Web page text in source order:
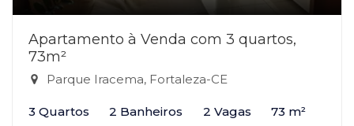
Apartamento à Venda com 3 quartos,
73m²
Parque Iracema, Fortaleza-CE
3 Quartos 2 Banheiros 2 Vagas 73 m²